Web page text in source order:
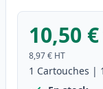
10,50 €
8,97 € HT
1 Cartouches |